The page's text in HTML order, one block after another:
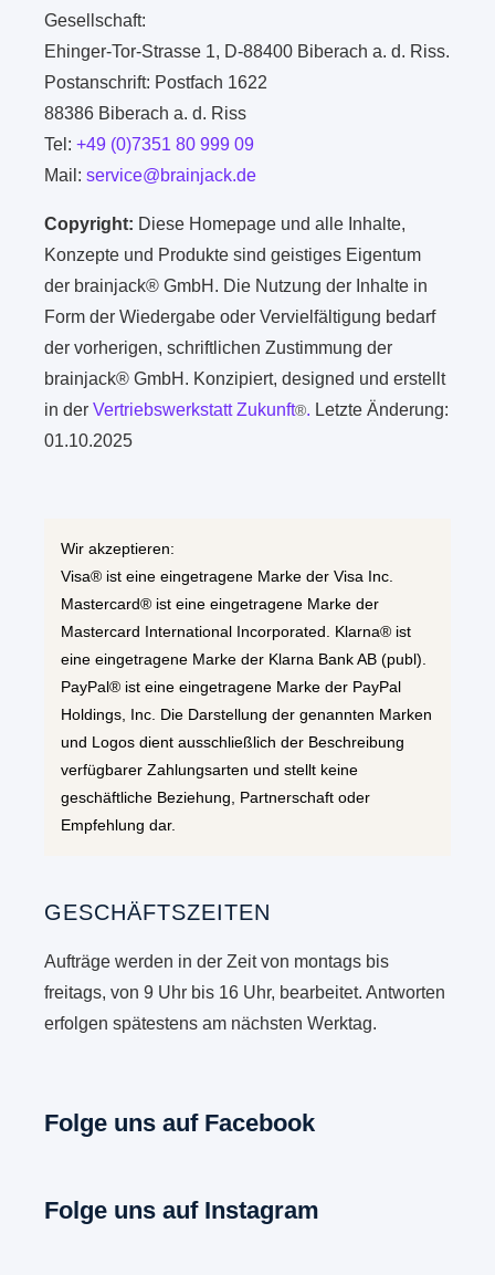
Gesellschaft:
Ehinger-Tor-Strasse 1, D-88400 Biberach a. d. Riss.
Postanschrift: Postfach 1622
88386 Biberach a. d. Riss
Tel:+49 (0)7351 80 999 09
Mail:service@brainjack.de
Copyright: Diese Homepage und alle Inhalte,
Konzepte und Produkte sind geistiges Eigentum
der brainjack® GmbH. Die Nutzung der Inhalte in
Form der Wiedergabe oder Vervielfältigung bedarf
der vorherigen, schriftlichen Zustimmung der
brainjack® GmbH. Konzipiert, designed und erstellt
in derVertriebswerkstatt Zukunft®. Letzte Änderung:
01.10.2025
Wir akzeptieren:
Visa® ist eine eingetragene Marke der Visa Inc.
Mastercard® ist eine eingetragene Marke der
Mastercard International Incorporated. Klarna® ist
eine eingetragene Marke der Klarna Bank AB (publ).
PayPal® ist eine eingetragene Marke der PayPal
Holdings, Inc. Die Darstellung der genannten Marken
und Logos dient ausschließlich der Beschreibung
verfügbarer Zahlungsarten und stellt keine
geschäftliche Beziehung, Partnerschaft oder
Empfehlung dar.
GESCHÄFTSZEITEN
Aufträge werden in der Zeit von montags bis
freitags, von 9 Uhr bis 16 Uhr, bearbeitet. Antworten
erfolgen spätestens am nächsten Werktag.
Folge uns auf Facebook
Folge uns auf Instagram